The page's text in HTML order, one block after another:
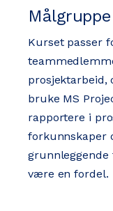
Målgruppe
Kurset passer
prosjektarbeid,
bruke MS
rapportere i
forkunnskaper
grunnleggende
være en fordel. ​